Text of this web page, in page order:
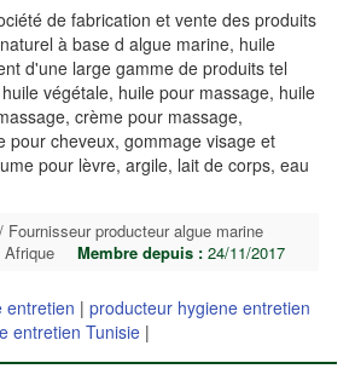
de fabrication et vente des produits
à base d algue marine, huile
d'une large gamme de produits tel
végétale, huile pour massage, huile
crème pour massage,
pour cheveux, gommage visage et
pour lèvre, argile, lait de corps, eau
Fournisseur producteur algue marine
Afrique Membre depuis : 24/11/2017
entretien | producteur hygiene entretien
entretien Tunisie |